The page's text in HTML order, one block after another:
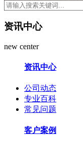
资讯中心
new center
资讯中心
公司动态
专业百科
常见问题
客户案例